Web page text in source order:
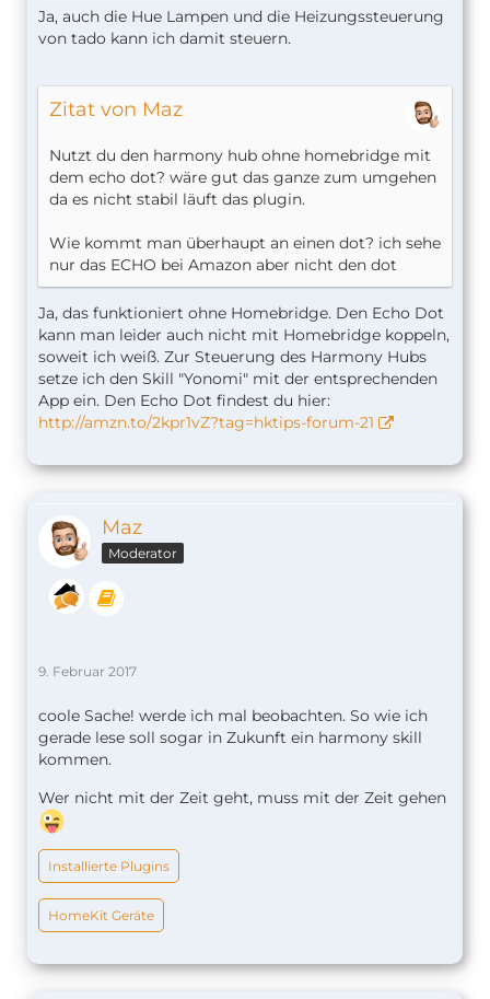
Ja, auch die Hue Lampen und die Heizungssteuerung
von tado kann ich damit steuern.
Zitat von Maz
Nutzt du den harmony hub ohne homebridge mit
dem echo dot? wäre gut das ganze zum umgehen
da es nicht stabil läuft das plugin.
Wie kommt man überhaupt an einen dot? ich sehe
nur das ECHO bei Amazon aber nicht den dot
Ja, das funktioniert ohne Homebridge. Den Echo Dot
kann man leider auch nicht mit Homebridge koppeln,
soweit ich weiß. Zur Steuerung des Harmony Hubs
setze ich den Skill "Yonomi" mit der entsprechenden
App ein. Den Echo Dot findest du hier:
http://amzn.to/2kpr1vZ?tag=hktips-forum-21
Maz
Moderator
9. Februar 2017
coole Sache! werde ich mal beobachten. So wie ich
gerade lese soll sogar in Zukunft ein harmony skill
kommen.
Wer nicht mit der Zeit geht, muss mit der Zeit gehen
Installierte Plugins
HomeKit Geräte